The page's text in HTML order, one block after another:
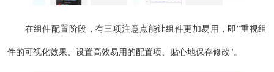
在组件配置阶段，有三项注意点能让组件更加易用，即"重视组
件的可视化效果、设置高效易用的配置项、贴心地保存修改"。